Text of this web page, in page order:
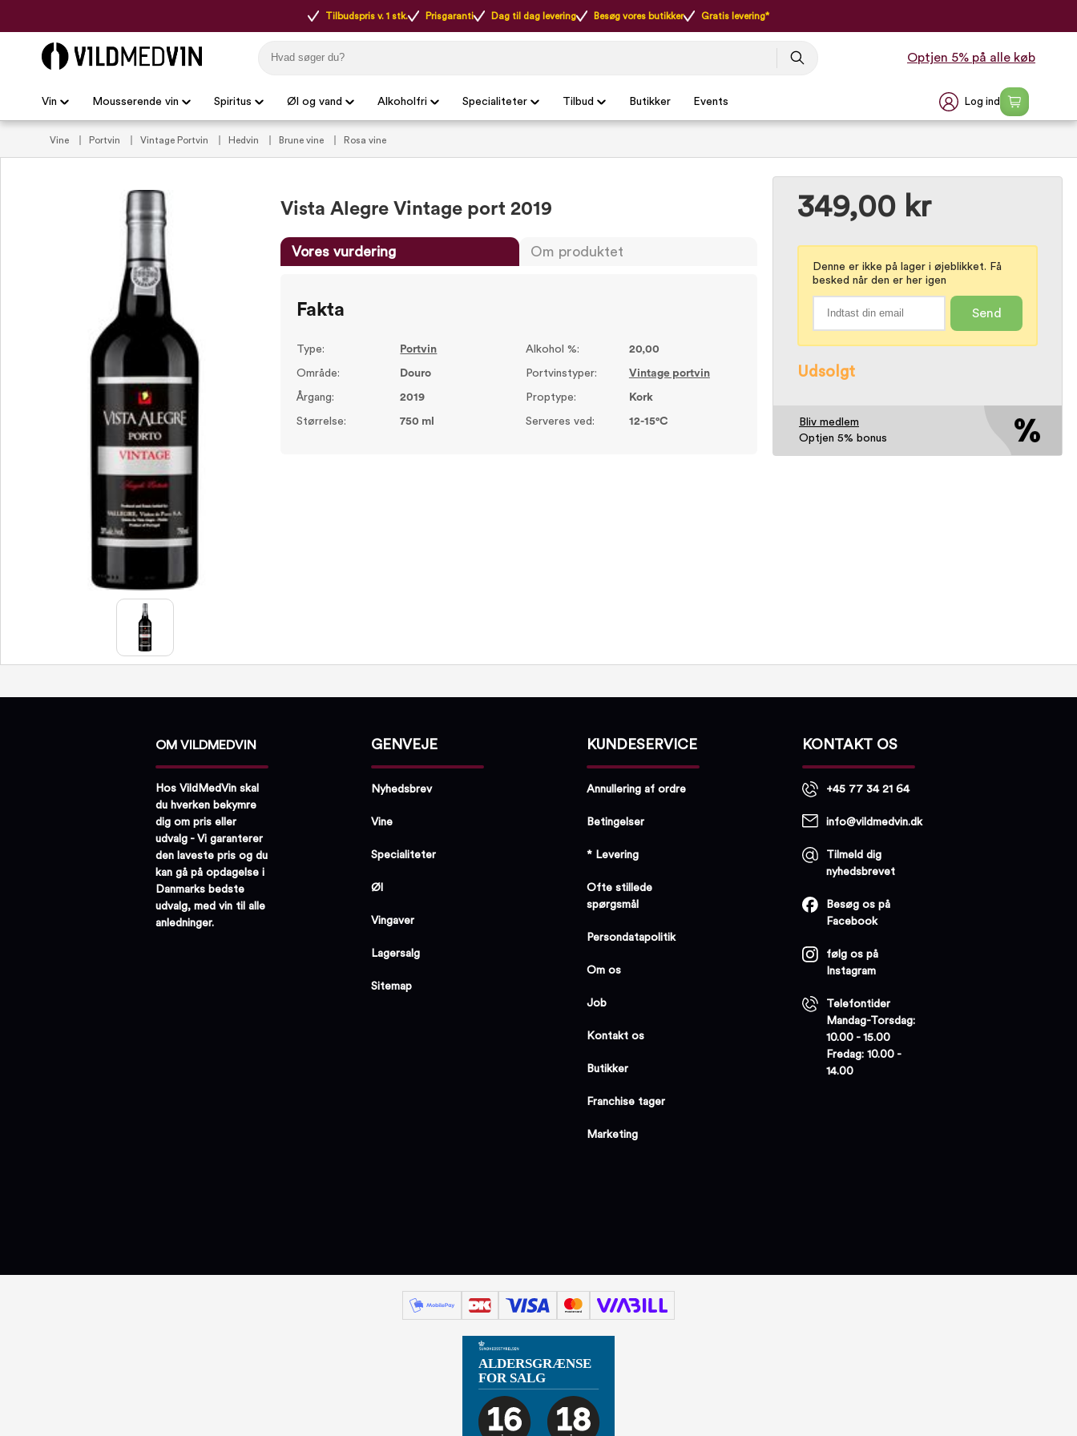
Tilbudspris v. 1 stk. Prisgaranti Dag til dag levering Besøg vores butikker Gratis levering*
Optjen 5% på alle køb
Vin Mousserende vin Spiritus Øl og vand Alkoholfri Specialiteter Tilbud Butikker Events Log ind
Vine Portvin Vintage Portvin Hedvin Brune vine Rosa vine
349,00 kr
Denne er ikke på lager i øjeblikket. Få
besked når den er her igen
Send
Udsolgt
Bliv medlem
Optjen 5% bonus
Vista Alegre Vintage port 2019
Vores vurdering Om produktet
Fakta
Type: Portvin
Område: Douro
Årgang: 2019
Størrelse: 750 ml
Alkohol %: 20,00
Portvinstyper: Vintage portvin
Proptype: Kork
Serveres ved: 12-15°C
OM VILDMEDVIN
Hos VildMedVin skal
du hverken bekymre
dig om pris eller
udvalg - Vi garanterer
den laveste pris og du
kan gå på opdagelse i
Danmarks bedste
udvalg, med vin til alle
anledninger.
GENVEJE
Nyhedsbrev
Vine
Specialiteter
Øl
Vingaver
Lagersalg
Sitemap
KUNDESERVICE
Annullering af ordre
Betingelser
* Levering
Ofte stillede
spørgsmål
Persondatapolitik
Om os
Job
Kontakt os
Butikker
Franchise tager
Marketing
KONTAKT OS
+45 77 34 21 64
info@vildmedvin.dk
Tilmeld dig
nyhedsbrevet
Besøg os på
Facebook
følg os på
Instagram
Telefontider
Mandag-Torsdag:
10.00 - 15.00
Fredag: 10.00 -
14.00